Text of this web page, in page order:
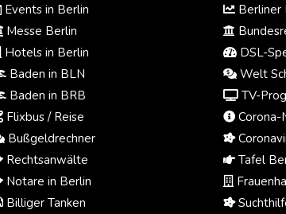
Events in Berlin
Messe Berlin
Hotels in Berlin
Baden in BLN
Baden in BRB
Flixbus / Reise
Bußgeldrechner
Rechtsanwälte
Notare in Berlin
Billiger Tanken
Berliner
DSL-
Welt
TV-
Corona-
Tafel